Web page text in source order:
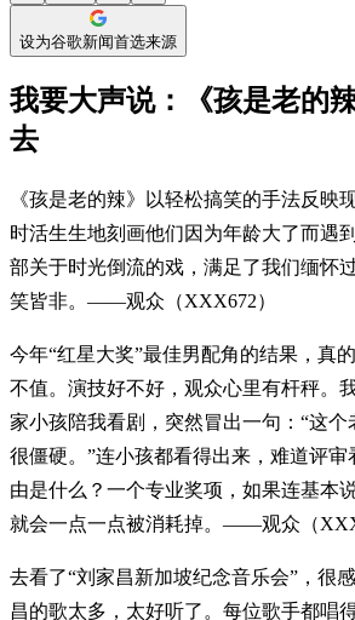
设为谷歌新闻首选来源
我要大声说：《孩是老的
去
《孩是老的辣》以轻松搞笑的手法反映
时活生生地刻画他们因为年龄大了而遇
部关于时光倒流的戏，满足了我们缅怀
笑皆非。——观众（XXX672）
今年“红星大奖”最佳男配角的结果，真
不值。演技好不好，观众心里有杆秤。
家小孩陪我看剧，突然冒出一句：“这
很僵硬。”连小孩都看得出来，难道评审
由是什么？一个专业奖项，如果连基本
就会一点一点被消耗掉。——观众（
去看了“刘家昌新加坡纪念音乐会”，很
昌的歌太多，太好听了。每位歌手都唱